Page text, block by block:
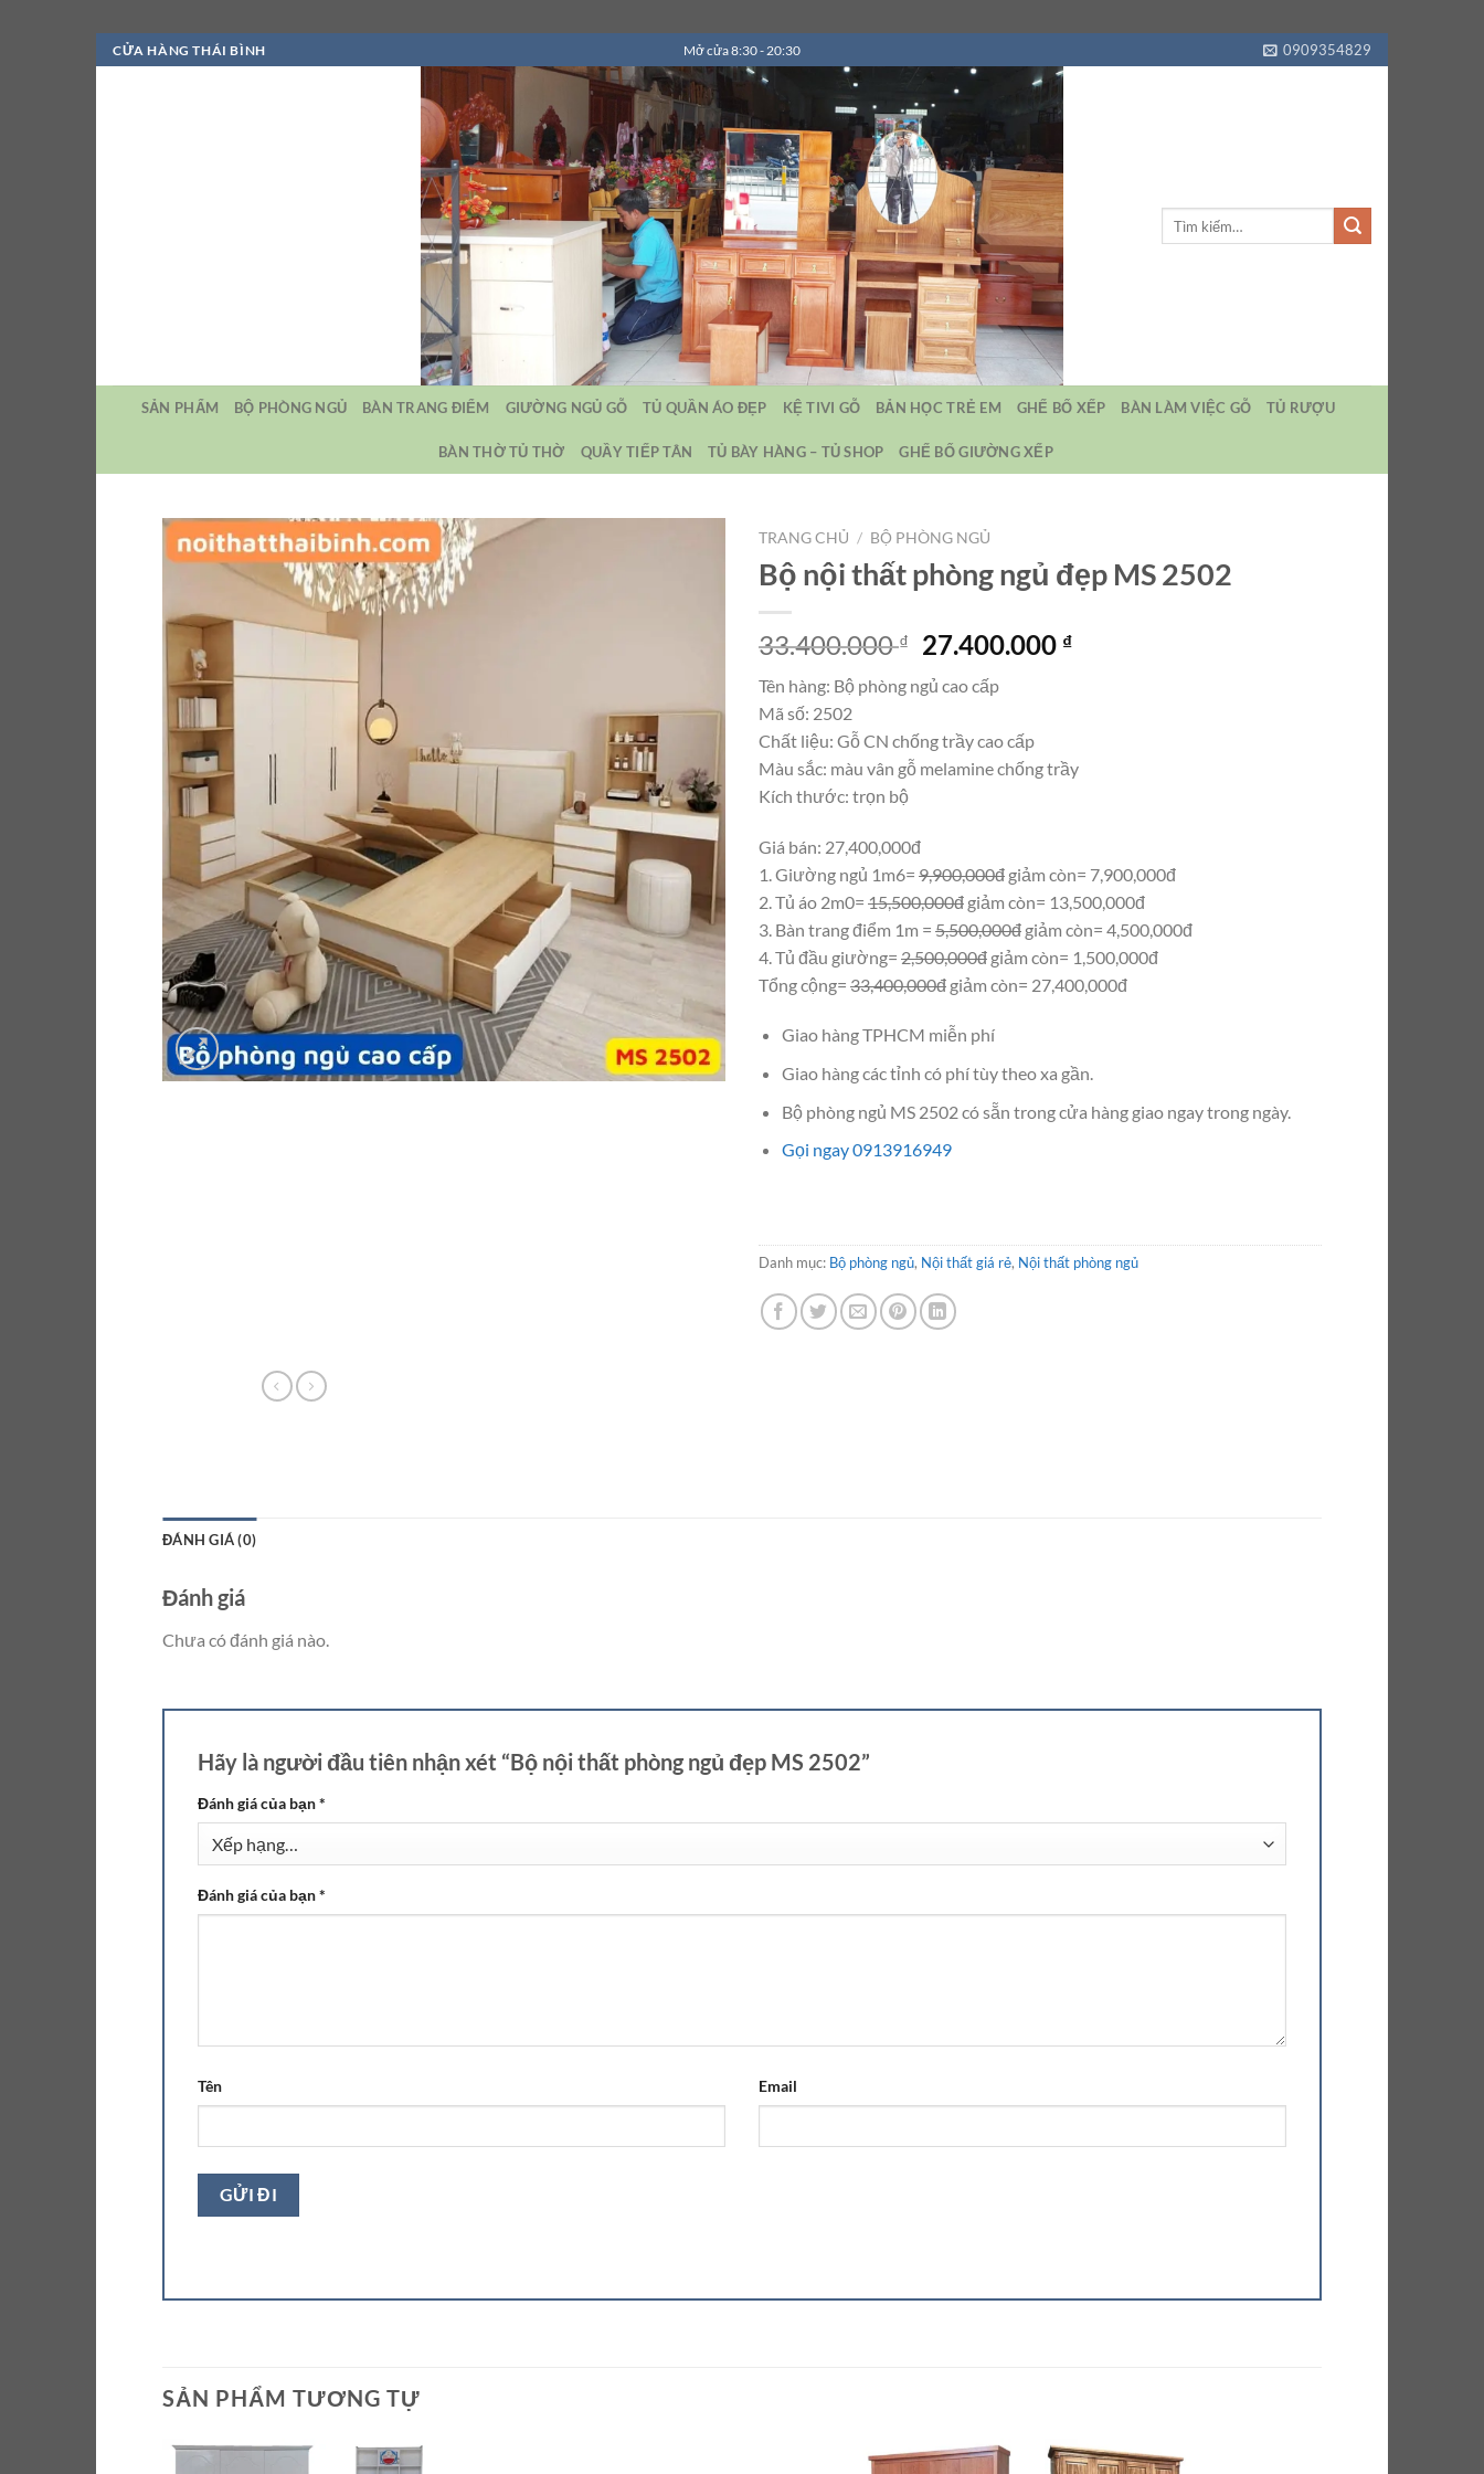
Bỏ
qua
CỬA HÀNG THÁI BÌNH Mở cửa 8:30 - 20:30 0909354829
SẢN PHẨM BỘ PHÒNG NGỦ BÀN TRANG ĐIỂM GIƯỜNG NGỦ GỖ TỦ QUẦN ÁO ĐẸP KỆ TIVI GỖ BẢN HỌC TRẺ EM GHẾ BỐ XẾP BÀN LÀM VIỆC GỖ TỦ RƯỢU
BÀN THỜ TỦ THỜ QUẦY TIẾP TÂN TỦ BÀY HÀNG – TỦ SHOP GHẾ BỐ GIƯỜNG XẾP
TRANG CHỦ / BỘ PHÒNG NGỦ
Bộ nội thất phòng ngủ đẹp MS 2502
33.400.000₫
Giá
là:
27.400.000 ₫Giá
Tên hàng: Bộ phòng ngủ cao cấp
Mã số: 2502
Chất liệu: Gỗ CN chống trầy cao cấp
Màu sắc: màu vân gỗ melamine chống trầy
Kích thước: trọn bộ
Giá bán: 27,400,000đ
1. Giường ngủ 1m6= 9,900,000đ giảm còn= 7,900,000đ
2. Tủ áo 2m0= 15,500,000đ giảm còn= 13,500,000đ
3. Bàn trang điểm 1m = 5,500,000đ giảm còn= 4,500,000đ
4. Tủ đầu giường= 2,500,000đ giảm còn= 1,500,000đ
Tổng cộng= 33,400,000đ giảm còn= 27,400,000đ
Giao hàng TPHCM miễn phí
Giao hàng các tỉnh có phí tùy theo xa gần.
Bộ phòng ngủ MS 2502 có sẵn trong cửa hàng giao ngay trong ngày.
Gọi ngay 0913916949
Danh mục: Bộ phòng ngủ, Nội thất giá rẻ, Nội thất phòng ngủ
ĐÁNH GIÁ (0)
Đánh giá
Chưa có đánh giá nào.
Hãy là người đầu tiên nhận xét “Bộ nội thất phòng ngủ đẹp MS 2502”
Đánh giá của bạn*
Đánh giá của bạn*
Tên Email
SẢN PHẨM TƯƠNG TỰ